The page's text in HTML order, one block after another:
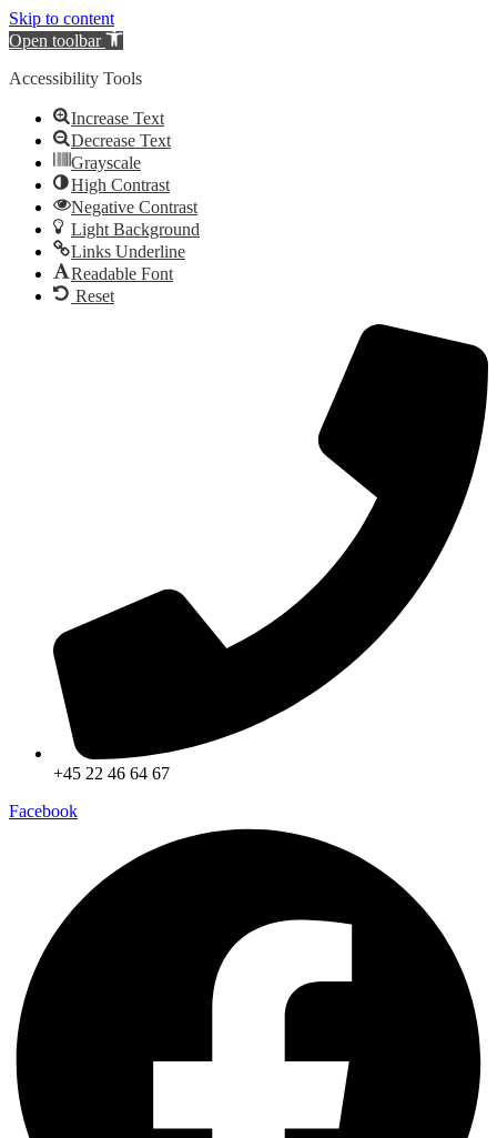
Skip to content
Open toolbar
Accessibility Tools
Increase Text
Decrease Text
Grayscale
High Contrast
Negative Contrast
Light Background
Links Underline
Readable Font
Reset
+45 22 46 64 67
Facebook